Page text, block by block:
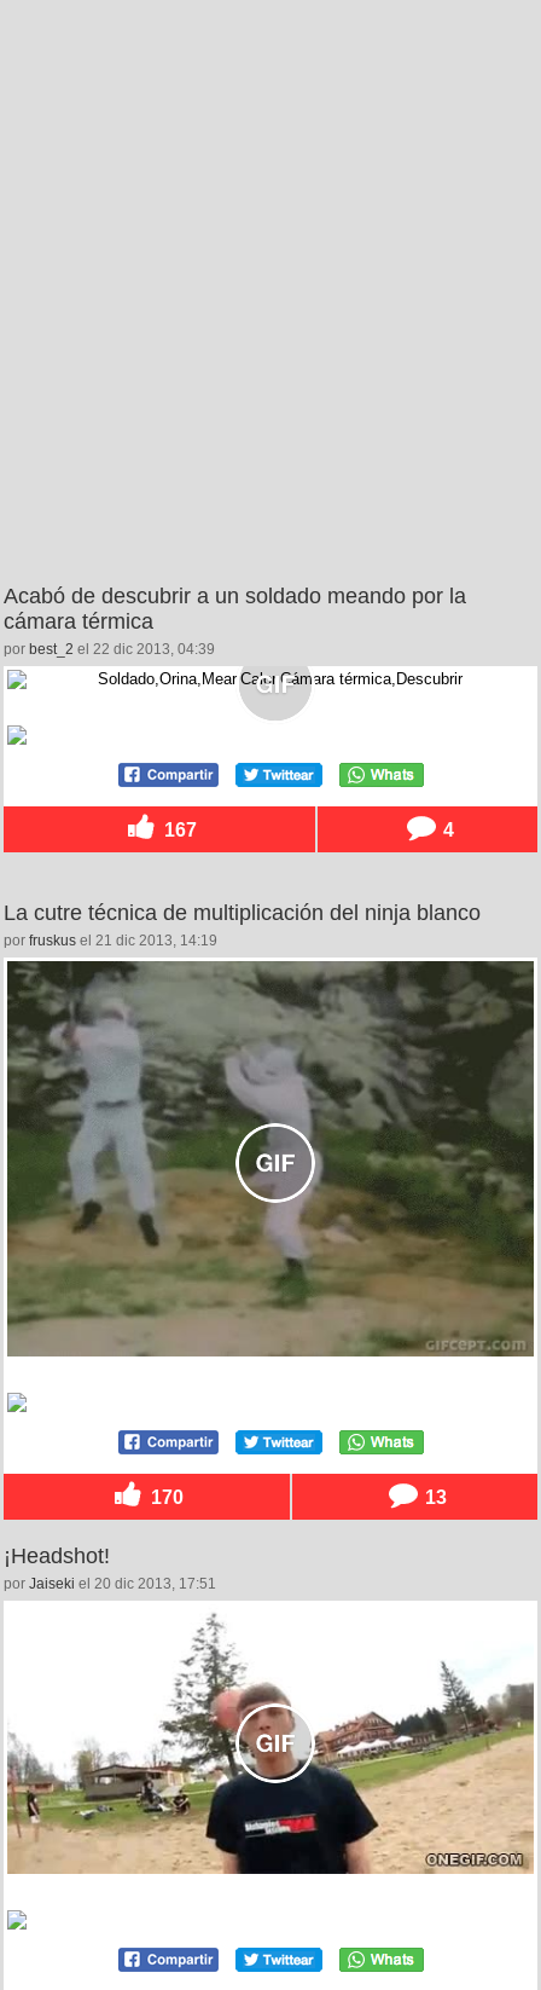
Acabó de descubrir a un soldado meando por la
cámara térmica
por best_2 el 22 dic 2013, 04:39
167 4
La cutre técnica de multiplicación del ninja blanco
por fruskus el 21 dic 2013, 14:19
170 13
¡Headshot!
por Jaiseki el 20 dic 2013, 17:51